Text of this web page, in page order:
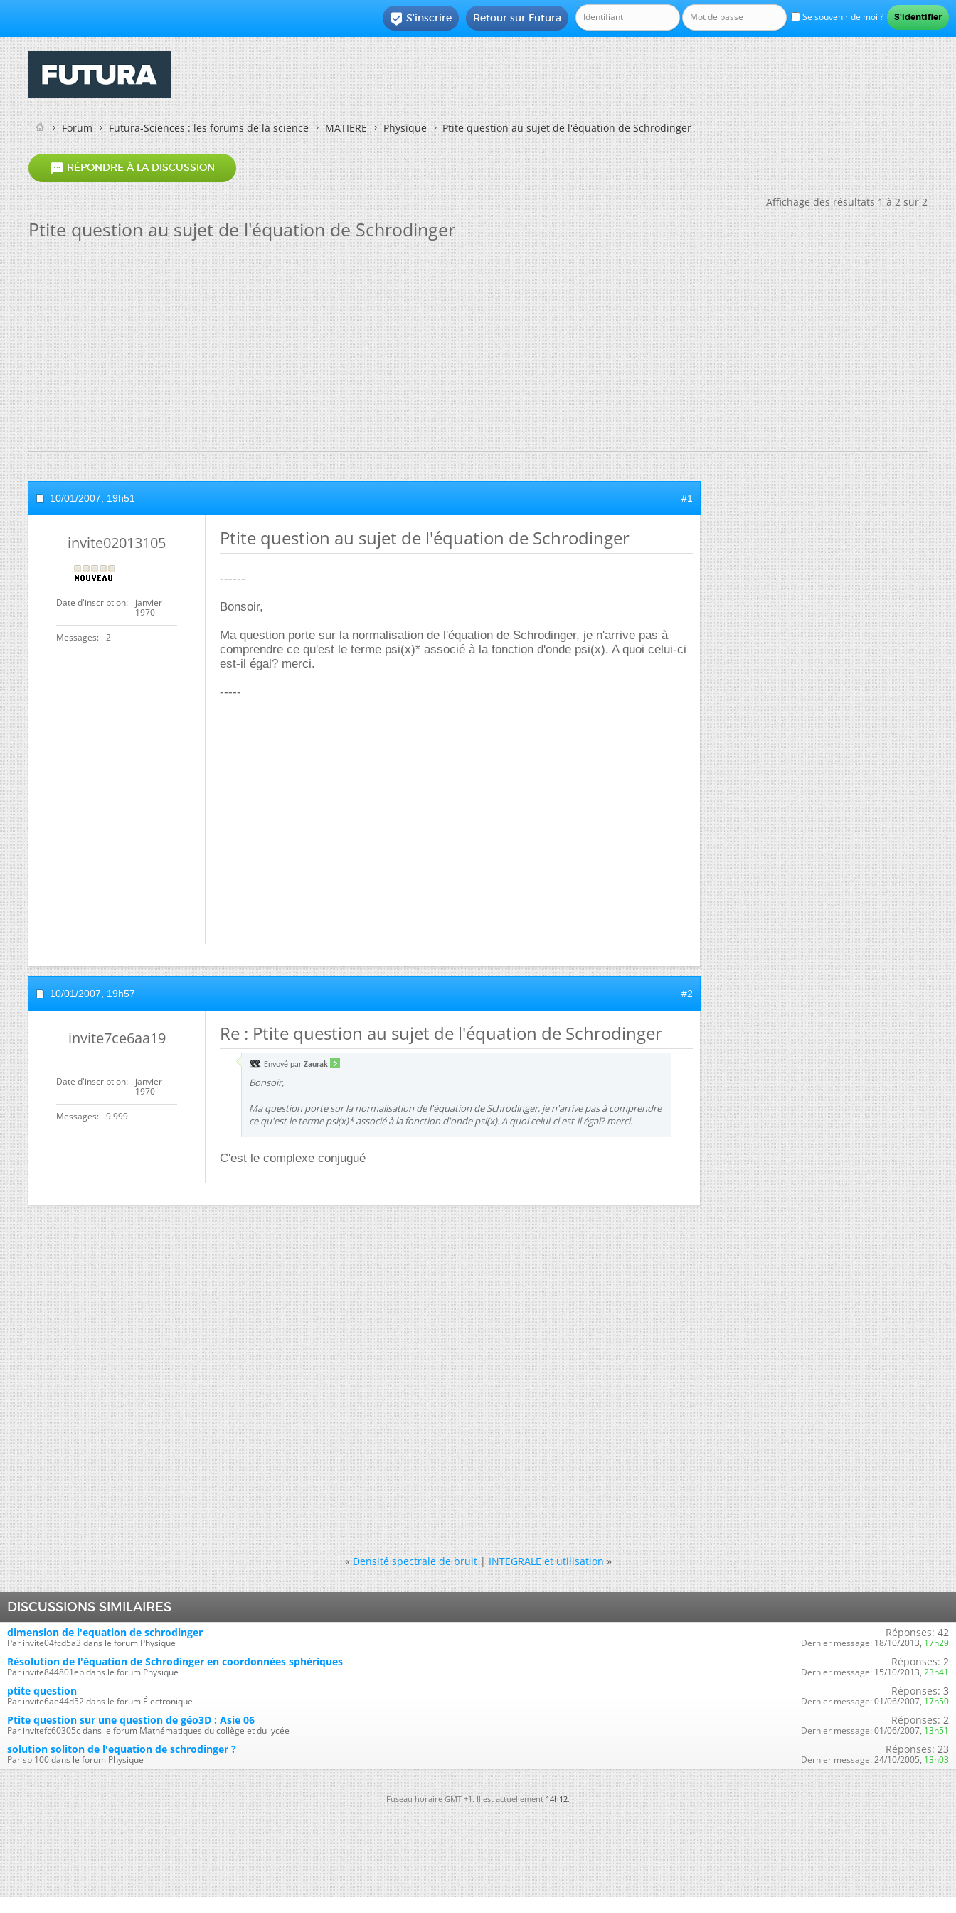
Se souvenir de moi ?
Retour sur Futura
 S'inscrire
Forum Futura-Sciences : les forums de la science MATIERE Physique Ptite question au sujet de l'équation de Schrodinger
 RÉPONDRE À LA DISCUSSION
Affichage des résultats 1 à 2 sur 2
Ptite question au sujet de l'équation de Schrodinger
10/01/2007, 19h51 #1
invite02013105
Date d'inscription
janvier
1970
Messages 2
Ptite question au sujet de l'équation de Schrodinger
------
Bonsoir,
Ma question porte sur la normalisation de l'équation de Schrodinger, je n'arrive pas à
comprendre ce qu'est le terme psi(x)* associé à la fonction d'onde psi(x). A quoi celui-ci
est-il égal? merci.
-----
10/01/2007, 19h57 #2
invite7ce6aa19
Date d'inscription
janvier
1970
Messages 9 999
Re : Ptite question au sujet de l'équation de Schrodinger
Envoyé par Zaurak
Bonsoir,
Ma question porte sur la normalisation de l'équation de Schrodinger, je n'arrive pas à comprendre
ce qu'est le terme psi(x)* associé à la fonction d'onde psi(x). A quoi celui-ci est-il égal? merci.
C'est le complexe conjugué
« Densité spectrale de bruit|INTEGRALE et utilisation »
DISCUSSIONS SIMILAIRES
dimension de l'equation de schrodinger
Par invite04fcd5a3 dans le forum Physique
Réponses: 42
Dernier message: 18/10/2013, 17h29
Résolution de l'équation de Schrodinger en coordonnées sphériques
Par invite844801eb dans le forum Physique
Réponses: 2
Dernier message: 15/10/2013, 23h41
ptite question
Par invite6ae44d52 dans le forum Électronique
Réponses: 3
Dernier message: 01/06/2007, 17h50
Ptite question sur une question de géo3D : Asie 06
Par invitefc60305c dans le forum Mathématiques du collège et du lycée
Réponses: 2
Dernier message: 01/06/2007, 13h51
solution soliton de l'equation de schrodinger ?
Par spi100 dans le forum Physique
Réponses: 23
Dernier message: 24/10/2005, 13h03
Fuseau horaire GMT +1. Il est actuellement14h12.